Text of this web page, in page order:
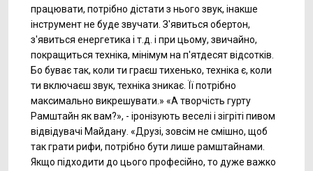
працювати, потрібно дістати з нього звук, інакше
інструмент не буде звучати. З'явиться обертон,
з'явиться енергетика і т.д. і при цьому, звичайно,
покращиться техніка, мінімум на п'ятдесят відсотків.
Бо буває так, коли ти граєш тихенько, техніка є, коли
ти включаєш звук, техніка зникає. Її потрібно
максимально викрешувати.» «А творчість гурту
Рамштайн як вам?», - іронізують веселі і зігріті пивом
відвідувачі Майдану. «Друзі, зовсім не смішно, щоб
так грати рифи, потрібно бути лише рамштайнами.
Якщо підходити до цього професійно, то дуже важко